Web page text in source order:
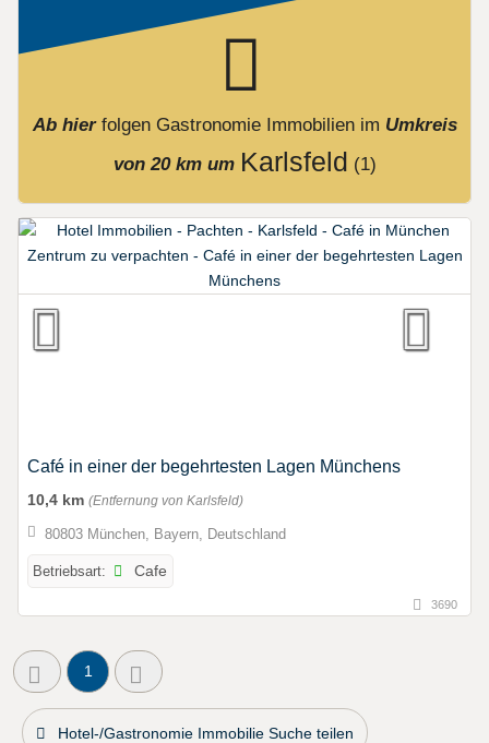
Ab hier folgen Gastronomie Immobilienim Umkreis
von 20 km um Karlsfeld (1)
Café in einer der begehrtesten Lagen Münchens
10,4 km (Entfernung von Karlsfeld)
80803 München, Bayern, Deutschland
Betriebsart: Cafe
3690
1
Hotel-/Gastronomie Immobilie Suche teilen